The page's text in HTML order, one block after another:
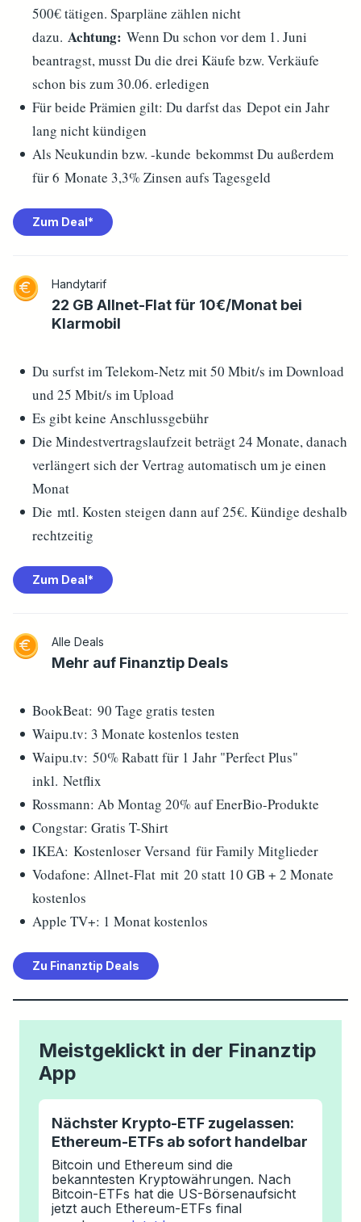
500€ tätigen. Sparpläne zählen nicht
dazu. Achtung: Wenn Du schon vor dem 1. Juni
beantragst, musst Du die drei Käufe bzw. Verkäufe
schon bis zum 30.06. erledigen
Für beide Prämien gilt: Du darfst das Depot ein Jahr
lang nicht kündigen
Als Neukundin bzw. -kunde bekommst Du außerdem
für 6 Monate 3,3% Zinsen aufs Tagesgeld
Zum Deal*
Handytarif
22 GB Allnet-Flat für 10€/Monat bei
Klarmobil
Du surfst im Telekom-Netz mit 50 Mbit/s im Download
und 25 Mbit/s im Upload
Es gibt keine Anschlussgebühr
Die Mindestvertragslaufzeit beträgt 24 Monate, danach
verlängert sich der Vertrag automatisch um je einen
Monat
Die mtl. Kosten steigen dann auf 25€. Kündige deshalb
rechtzeitig
Zum Deal*
Alle Deals
Mehr auf Finanztip Deals
BookBeat: 90 Tage gratis testen
Waipu.tv: 3 Monate kostenlos testen
Waipu.tv: 50% Rabatt für 1 Jahr "Perfect Plus"
inkl. Netflix
Rossmann: Ab Montag 20% auf EnerBio-Produkte
Congstar: Gratis T-Shirt
IKEA: Kostenloser Versand für Family Mitglieder
Vodafone: Allnet-Flat mit 20 statt 10 GB + 2 Monate
kostenlos
Apple TV+: 1 Monat kostenlos
Zu Finanztip Deals
Meistgeklickt in der Finanztip
App
Nächster Krypto-ETF zugelassen:
Ethereum-ETFs ab sofort handelbar
Bitcoin und Ethereum sind die
bekanntesten Kryptowährungen. Nach
Bitcoin-ETFs hat die US-Börsenaufsicht
jetzt auch Ethereum-ETFs final